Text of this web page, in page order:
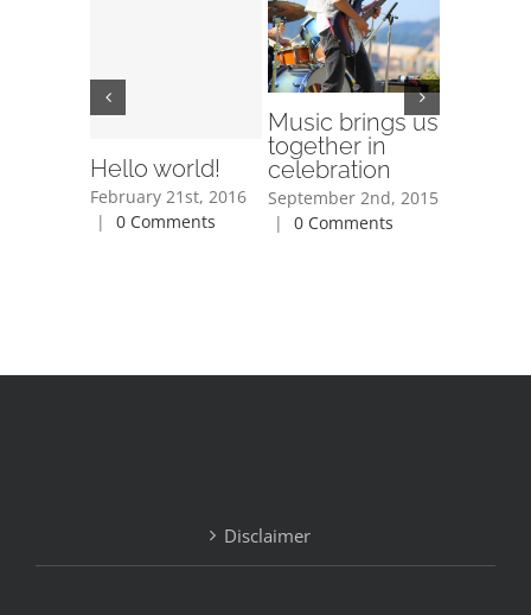
Hello world!
February 21st, 2016
|
0 Comments
Music brings us
together in
celebration
September 2nd, 2015
|
0 Comments
Disclaimer